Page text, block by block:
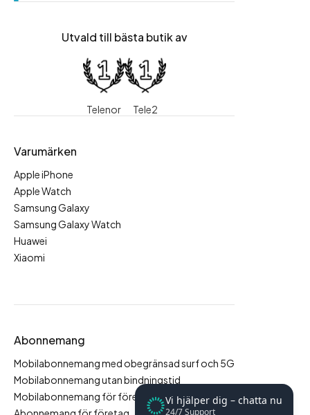
Vi hjälper dig – chatta nu
24/7 Support
Utvald till bästa butik av
Telenor Tele2
Varumärken
Apple iPhone
Apple Watch
Samsung Galaxy
Samsung Galaxy Watch
Huawei
Xiaomi
Abonnemang
Mobilabonnemang med obegränsad surf och 5G
Mobilabonnemang utan bindningstid
Mobilabonnemang för företag